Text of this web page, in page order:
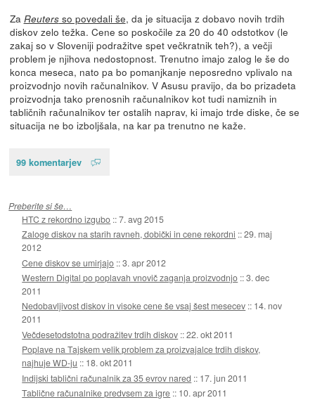
Za Reutersso povedali še, da je situacija z dobavo novih trdih
diskov zelo težka. Cene so poskočile za 20 do 40 odstotkov (le
zakaj so v Sloveniji podražitve spet večkratnik teh?), a večji
problem je njihova nedostopnost. Trenutno imajo zalog le še do
konca meseca, nato pa bo pomanjkanje neposredno vplivalo na
proizvodnjo novih računalnikov. V Asusu pravijo, da bo prizadeta
proizvodnja tako prenosnih računalnikov kot tudi namiznih in
tabličnih računalnikov ter ostalih naprav, ki imajo trde diske, če se
situacija ne bo izboljšala, na kar pa trenutno ne kaže.
99 komentarjev
Preberite si še…
HTC z rekordno izgubo ::7. avg 2015
Zaloge diskov na starih ravneh, dobički in cene rekordni ::29. maj
2012
Cene diskov se umirjajo ::3. apr 2012
Western Digital po poplavah vnovič zaganja proizvodnjo ::3. dec
2011
Nedobavljivost diskov in visoke cene še vsaj šest mesecev :: 14. nov
2011
Večdesetodstotna podražitev trdih diskov ::22. okt 2011
Poplave na Tajskem velik problem za proizvajalce trdih diskov,
najhuje WD-ju :: 18. okt 2011
Indijski tablični računalnik za 35 evrov nared :: 17. jun 2011
Tablične računalnike predvsem za igre :: 10. apr 2011